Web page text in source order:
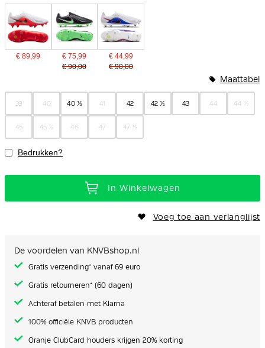
€ 89,99
€ 75,99
€ 90,00
€ 44,99
€ 90,00
39 40 40 ½ 41 42 42 ½ 43 44 44 ½
45 45 ½ 46 47 47 ½
Maattabel
Bedrukken?
In Winkelwagen
Voeg toe aan verlanglijst
De voordelen van KNVBshop.nl
Gratis verzending* vanaf 69 euro
Gratis retourneren* (60 dagen)
Achteraf betalen met Klarna
100% officiële KNVB producten
Oranje ClubCard houders krijgen 20% korting